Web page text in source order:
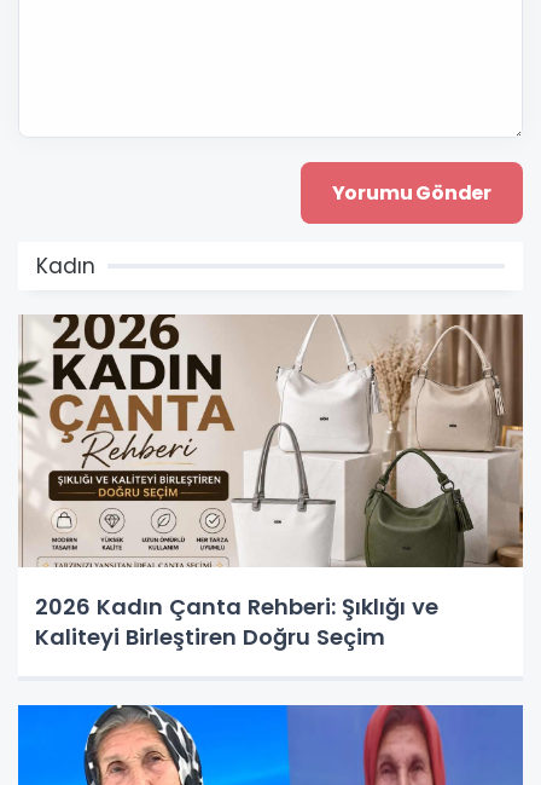
Kadın
2026 Kadın Çanta Rehberi: Şıklığı ve
Kaliteyi Birleştiren Doğru Seçim